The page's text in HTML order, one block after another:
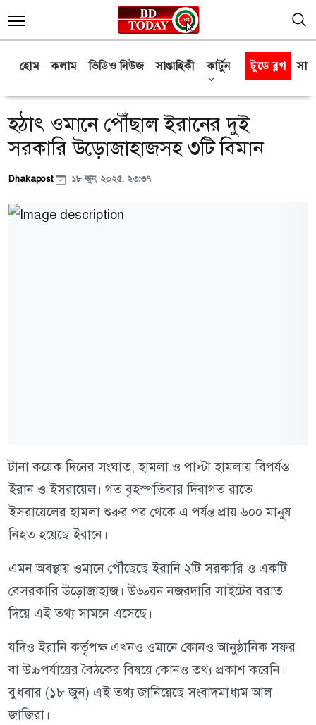
হোম কলাম ভিডিও নিউজ সাপ্তাহিকী কার্টুন টুডে ব্লগ
হঠাৎ ওমানে পৌঁছাল ইরানের দুই
সরকারি উড়োজাহাজসহ ৩টি বিমান
Dhakapost ১৮ জুন, ২০২৫, ২৩:৩৭
টানা কয়েক দিনের সংঘাত, হামলা ও পাল্টা হামলায় বিপর্যস্ত
ইরান ও ইসরায়েল। গত বৃহস্পতিবার দিবাগত রাতে
ইসরায়েলের হামলা শুরুর পর থেকে এ পর্যন্ত প্রায় ৬০০ মানুষ
নিহত হয়েছে ইরানে।
এমন অবস্থায় ওমানে পৌঁছেছে ইরানি ২টি সরকারি ও একটি
বেসরকারি উড়োজাহাজ। উড্ডয়ন নজরদারি সাইটের বরাত
দিয়ে এই তথ্য সামনে এসেছে।
যদিও ইরানি কর্তৃপক্ষ এখনও ওমানে কোনও আনুষ্ঠানিক সফর
বা উচ্চপর্যায়ের বৈঠকের বিষয়ে কোনও তথ্য প্রকাশ করেনি।
বুধবার (১৮ জুন) এই তথ্য জানিয়েছে সংবাদমাধ্যম আল
জাজিরা।